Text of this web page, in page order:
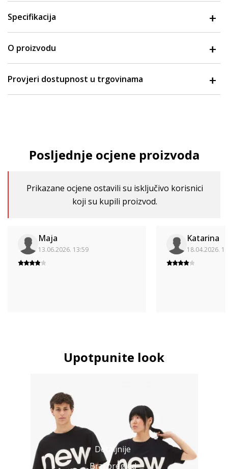
Specifikacija
O proizvodu
Provjeri dostupnost u trgovinama
Posljednje ocjene proizvoda
Prikazane ocjene ostavili su isključivo korisnici
koji su kupili proizvod.
Maja
13.06.2026. 13:59
Katarina
18.04.2026.
Upotpunite look
Detaljnije
Brzi pregled